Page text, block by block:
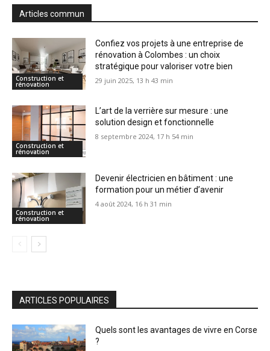
Articles commun
Construction et
rénovation
Confiez vos projets à une entreprise de
rénovation à Colombes : un choix
stratégique pour valoriser votre bien
29 juin 2025, 13 h 43 min
Construction et
rénovation
L’art de la verrière sur mesure : une
solution design et fonctionnelle
8 septembre 2024, 17 h 54 min
Construction et
rénovation
Devenir électricien en bâtiment : une
formation pour un métier d’avenir
4 août 2024, 16 h 31 min
ARTICLES POPULAIRES
Quels sont les avantages de vivre en Corse
?